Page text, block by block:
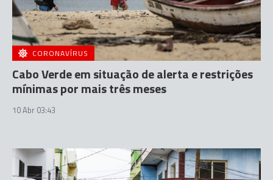
CORONAVÍRUS
Cabo Verde em situação de alerta e restrições
mínimas por mais três meses
10 Abr 03:43